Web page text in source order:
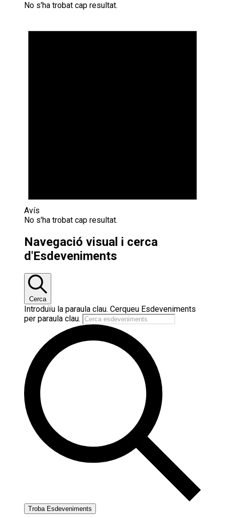
No s'ha trobat cap resultat.
Avís
No s'ha trobat cap resultat.
Navegació visual i cerca
d'Esdeveniments
Cerca
Introduïu la paraula clau. Cerqueu Esdeveniments
per paraula clau.
Troba Esdeveniments